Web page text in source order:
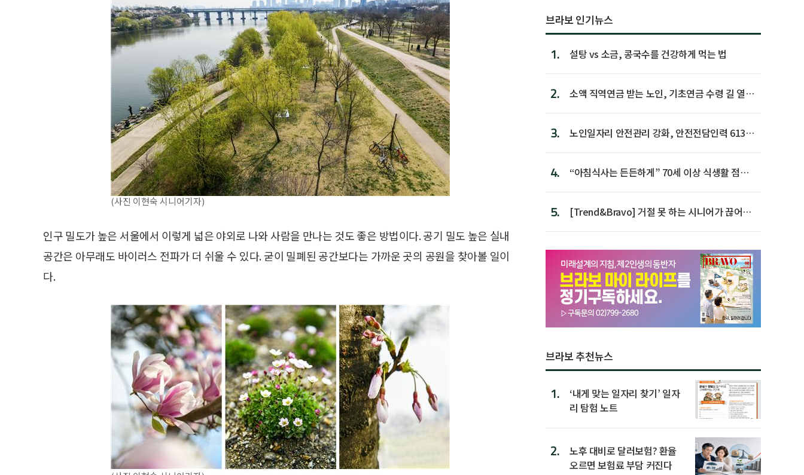
(사진 이현숙 시니어기자)
인구 밀도가 높은 서울에서 이렇게 넓은 야외로 나와 사람을 만나는 것도 좋은 방법이다. 공기 밀도 높은 실내
공간은 아무래도 바이러스 전파가 더 쉬울 수 있다. 굳이 밀폐된 공간보다는 가까운 곳의 공원을 찾아볼 일이
다.
브라보 인기뉴스
1. 설탕 vs 소금, 콩국수를 건강하게 먹는 법
2.
소액 직역연금 받는 노인, 기초연금 수령 길 열린
3.
노인일자리 안전관리 강화, 안전전담인력 613명
4.
“아침식사는 든든하게” 70세 이상 식생활 점수
5.
[Trend&Bravo] 거절 못 하는 시니어가 끊어야
브라보 추천뉴스
1.
‘내게 맞는 일자리 찾기’ 일자
리 탐험 노트
2.
노후 대비로 달러보험? 환율
오르면 보험료 부담 커진다